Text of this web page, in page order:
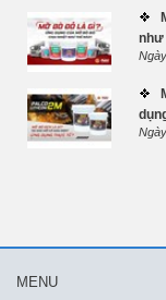
như
MENU